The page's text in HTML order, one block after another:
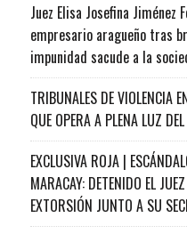
Juez Elisa Josefina Jiménez
empresario aragueño tras
impunidad sacude a la
TRIBUNALES DE VIOLENCIA
QUE OPERA A PLENA LUZ
EXCLUSIVA ROJA |
MARACAY: DETENIDO EL
EXTORSIÓN JUNTO A SU